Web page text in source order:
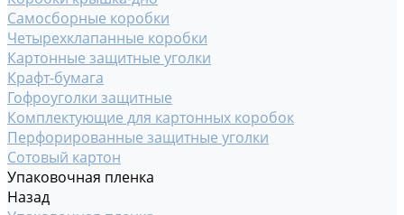
Самосборные коробки
Четырехклапанные коробки
Картонные защитные уголки
Крафт-бумага
Гофроуголки защитные
Комплектующие для картонных коробок
Перфорированные защитные уголки
Сотовый картон
Упаковочная пленка
Назад